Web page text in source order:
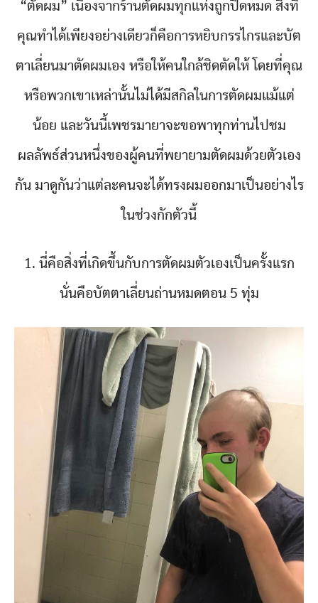
“ตัดผม” เนื่องจากร้านตัดผมทุกแห่งถูกปิดหมด สิ่งที่
คุณทำได้เพียงอย่างเดียวก็คือการหยิบกรรไกรและบัต
ตาเลี่ยนมาตัดผมเอง หรือให้คนใกล้ชิดตัดให้ โดยที่คุณ
หรือพวกเขาเหล่านั้นไม่ได้มีสกิลในการตัดผมแม้แต่
น้อย และวันนี้เพชรมายาจะขอพาทุกท่านไปชม
ผลลัพธ์ส่วนหนึ่งของผู้คนที่พยายามตัดผมด้วยตัวเอง
กัน มาดูกันว่าแต่ละคนจะได้ทรงผมออกมาเป็นอย่างไร
ในช่วงกักตัวนี้
1. นี่คือสิ่งที่เกิดขึ้นกับการตัดผมตัวเองเป็นครั้งแรก
นั่นคือบัตตาเลี่ยนถ่านหมดตอน 5 ทุ่ม